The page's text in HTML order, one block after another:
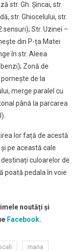
str. Gh. Șincai, str.
str. Ghiocelului, str.
sensuri); Str. Uzinei –
din P-ța Matei
în str. Aleea
Zonă de
de la
merge paralel cu
până la parcarea
lor față de acestă
pe această cale
culoarelor de
poată pedala în voie
noutăți și
Facebook.
mana